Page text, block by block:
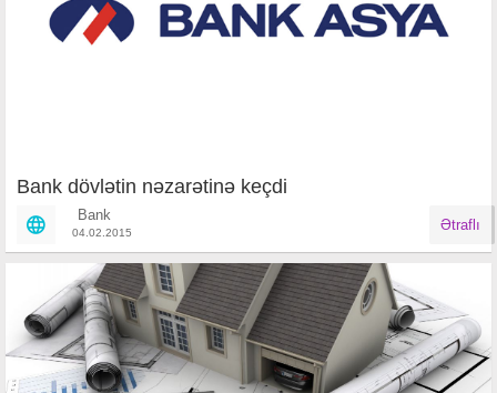
Bank dövlətin nəzarətinə keçdi
Bank
04.02.2015 Ətraflı